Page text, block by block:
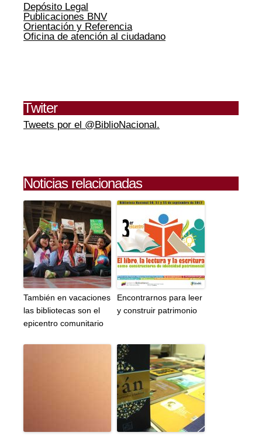
Depósito Legal
Publicaciones BNV
Orientación y Referencia
Oficina de atención al ciudadano
Twiter
Tweets por el @BiblioNacional.
Noticias relacionadas
También en vacaciones
las bibliotecas son el
epicentro comunitario
Encontrarnos para leer
y construir patrimonio